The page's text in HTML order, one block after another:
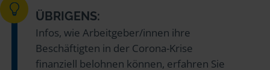
ÜBRIGENS:
Infos, wie Arbeitgeber/innen ihre
Beschäftigten in der Corona-Krise
finanziell belohnen können, erfahren Sie